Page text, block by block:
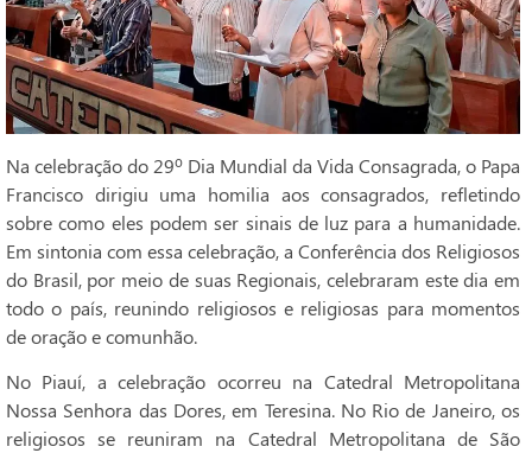
Na celebração do 29º Dia Mundial da Vida Consagrada, o Papa
Francisco dirigiu uma homilia aos consagrados, refletindo
sobre como eles podem ser sinais de luz para a humanidade.
Em sintonia com essa celebração, a Conferência dos Religiosos
do Brasil, por meio de suas Regionais, celebraram este dia em
todo o país, reunindo religiosos e religiosas para momentos
de oração e comunhão.
No Piauí, a celebração ocorreu na Catedral Metropolitana
Nossa Senhora das Dores, em Teresina. No Rio de Janeiro, os
religiosos se reuniram na Catedral Metropolitana de São